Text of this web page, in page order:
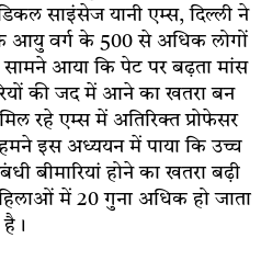
साइंसेज यानी एम्स, दिल्ली ने
आयु वर्ग के 500 से अधिक लोगों
आया कि पेट पर बढ़ता मांस
की जद में आने का खतरा बन
रहे एम्स में अतिरिक्त प्रोफेसर
इस अध्ययन में पाया कि उच्च
बीमारियां होने का खतरा बढ़ी
में 20 गुना अधिक हो जाता
है।